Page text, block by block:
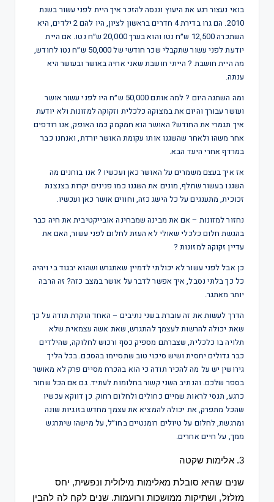
בואי נעצור רגע את היעוץ וננסה להזכר איך היית לפני עשור בשנת
2010. הם גרו בדירת 4 חדרים בראשון לציון, היו להם 2 ילדים, היא
השתכרה 12,500 ש״ח נטו והוא בערך 20,000 ש״ח נטו. אם היית
יודעת לפני עשור שתקבלי שכר חודשי של 50,000 ש״ח נטו לחודש,
מה היית חושבת ? הייתי חושבת שאני אחיה באושר ובעושר היא
ענתה.
ומה השתנה היום ? למה אותם 50,000 ש״ח היו לפני עשור אושר
ועושר עבורך והיום את במצוקה כלכלית וזקוקה למזונות ולא יודעת
איך תגמרי את החודש? האושר הוא חמקמק כמו האופק, אנו רודפים
אחר משהו ולאחר שהשגנו אותו עקומת האושר יורדת, ואנחנו כבר
במרדף אחרי היעד הבא.
אז איך בעצם משמרים על האושר כאן ועכשיו ? אנו בוחנים מה
השגנו בעשור שחלף, מונים את השגנו כמו פנינים יקרות בצנצנת
זכוכית, מתענגים על כל הישג כזה, וחווים אושר כאן ועכשיו.
נחזור למזונות – אם את מבינה שמבחינה אובייקטיבית את חיה כבר
בהגשת חלום כלכלי שאולי לא העזת לחלום לפני עשור, האם את
עדיין זקוקה למזונות ?
כן אבל לפני עשור לא יכולתי לדמיין שאתגרש ושהוא יבגוד בי ויהיה
כל כך בלתי נסבל, איך אפשר לדבר על אושר במצב כזה? זה הרבה
יותר מאתגר.
הדרך לעשות את זה עוברת בשני נתיבים – האחד הוקרת תודה על כך
שאת יכולה להרשות לעצמך להתגרש, שאת אשה עצמאית שלא
תלויה בו כלכלית, שצברתם מספיק כסף ורכוש לחלוקה, שהילדים
כבר גדולים יחסית ושיש סיכוי טוב שתסיימו בהסכם. בכל הליך
גירושין יש על מה להכיר תודה כי הוא בהכרח מסיים פרק לא מאושר
בספר שלכם. והנתיב השני קשור בחלומות לעתיד. גם אם הכל שחור
כרגע, תנסי לראות שמיים כחולים ולחלום רחוק. כן דווקא עכשיו
שהכל מתפרק, את יכולה להמציא את עצמך מחדש בזוגיות שונה
ומרגשת, לחלום על טיולים רומנטיים בחו״ל, על מישהו שיתרגש
ממך, על חיים אחרים.
3. אלימות שקטה
שנים שהיא סובלת מאלימות מילולית ונפשית, יחס
מזלזל, ושתיקות ממושכות ורועמות. שנים לקח לה להבין